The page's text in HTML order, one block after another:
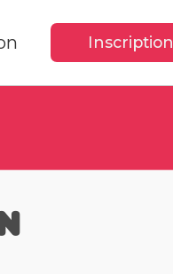
Inscription